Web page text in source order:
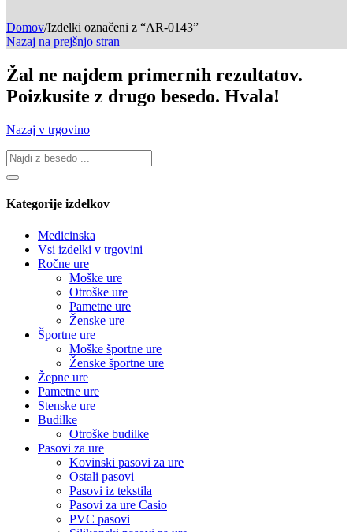
Domov/Izdelki označeni z “AR-0143”
Nazaj na prejšnjo stran
Žal ne najdem primernih rezultatov.
Poizkusite z drugo besedo. Hvala!
Nazaj v trgovino
Kategorije izdelkov
Medicinska
Vsi izdelki v trgovini
Ročne ure
Moške ure
Otroške ure
Pametne ure
Ženske ure
Športne ure
Moške športne ure
Ženske športne ure
Žepne ure
Pametne ure
Stenske ure
Budilke
Otroške budilke
Pasovi za ure
Kovinski pasovi za ure
Ostali pasovi
Pasovi iz tekstila
Pasovi za ure Casio
PVC pasovi